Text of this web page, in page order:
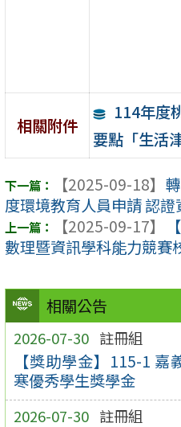
相關公告
2026-07-30 註冊組
【獎助學金】115-1
寒優秀學生獎學金
2026-07-30 註冊組
相關附件
114年度
要點「生活
【2025-09-18】
度環境教育人員申請 認
【2025-09-17】
數理暨資訊學科能力競賽